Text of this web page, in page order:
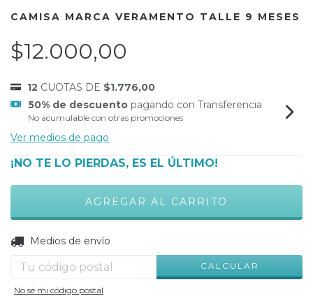
CAMISA MARCA VERAMENTO TALLE 9 MESES
$12.000,00
12 CUOTAS DE $1.776,00
50% de descuento pagando con Transferencia
No acumulable con otras promociones
Ver medios de pago
¡NO TE LO PIERDAS, ES EL ÚLTIMO!
Entregas para el CP:
Medios de envío
CALCULAR
No sé mi código postal